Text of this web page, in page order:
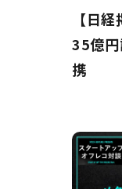
【日
35億
携